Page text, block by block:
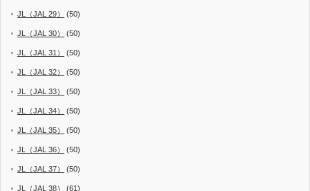
JL（JAL 29） (50)
JL（JAL 30） (50)
JL（JAL 31） (50)
JL（JAL 32） (50)
JL（JAL 33） (50)
JL（JAL 34） (50)
JL（JAL 35） (50)
JL（JAL 36） (50)
JL（JAL 37） (50)
JL（JAL 38） (61)